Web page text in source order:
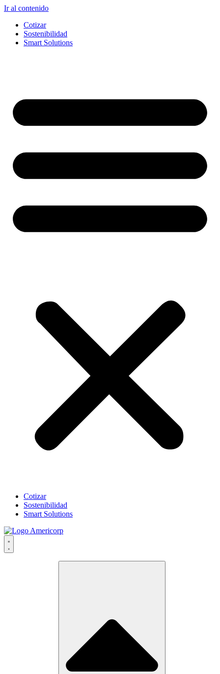
Ir al contenido
Cotizar
Sostenibilidad
Smart Solutions
Cotizar
Sostenibilidad
Smart Solutions